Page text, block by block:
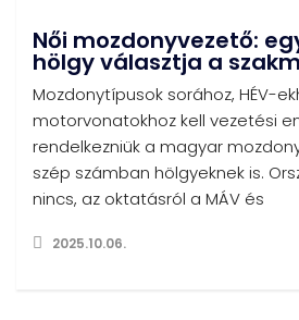
Női mozdonyvezető:
hölgy választja a
Mozdonytípusok sorához, HÉV-
motorvonatokhoz kell vezetési
rendelkezniük a magyar
szép számban hölgyeknek is.
nincs, az oktatásról a MÁV és
2025.10.06.